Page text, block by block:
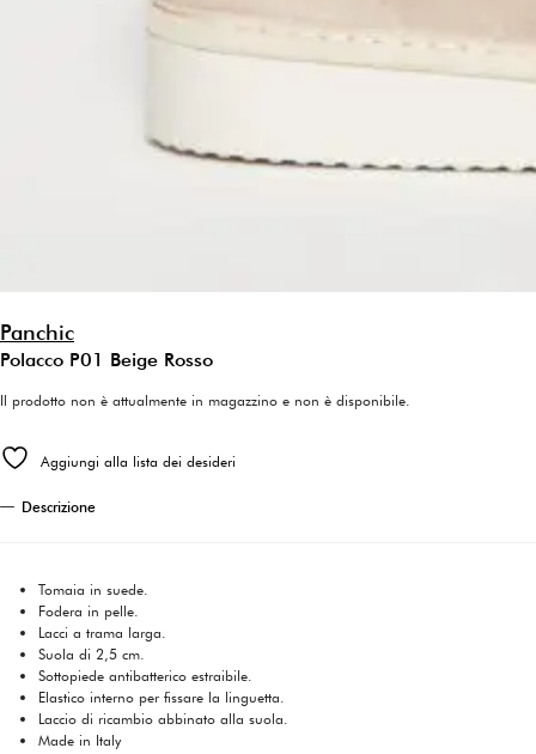
Panchic
Polacco P01 Beige Rosso
Il prodotto non è attualmente in magazzino e non è disponibile.
Aggiungi alla lista dei desideri
Descrizione
Tomaia in suede.
Fodera in pelle.
Lacci a trama larga.
Suola di 2,5 cm.
Sottopiede antibatterico estraibile.
Elastico interno per fissare la linguetta.
Laccio di ricambio abbinato alla suola.
Made in Italy